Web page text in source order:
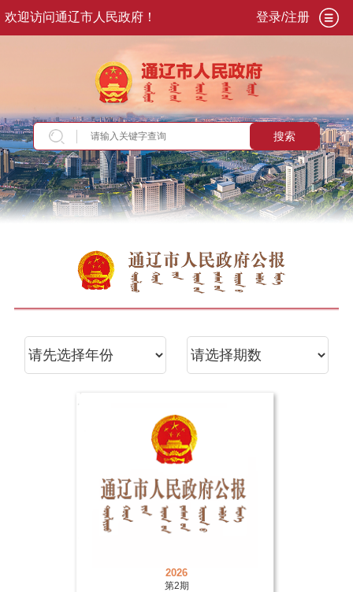
欢迎访问通辽市人民政府！ 登录/注册
搜索
2026
第2期